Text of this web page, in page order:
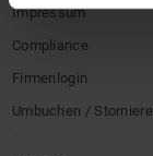
Impressum
Compliance
Firmenlogin
Umbuchen /